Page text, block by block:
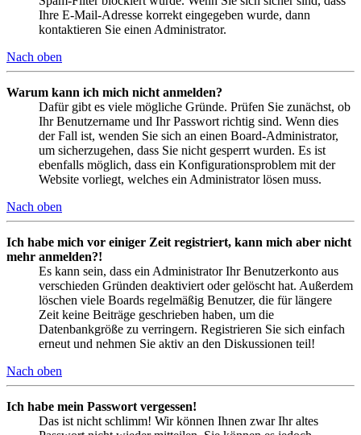
Ihre E-Mail-Adresse korrekt eingegeben wurde, dann
kontaktieren Sie einen Administrator.
Nach oben
Warum kann ich mich nicht anmelden?
Dafür gibt es viele mögliche Gründe. Prüfen Sie zunächst, ob
Ihr Benutzername und Ihr Passwort richtig sind. Wenn dies
der Fall ist, wenden Sie sich an einen Board-Administrator,
um sicherzugehen, dass Sie nicht gesperrt wurden. Es ist
ebenfalls möglich, dass ein Konfigurationsproblem mit der
Website vorliegt, welches ein Administrator lösen muss.
Nach oben
Ich habe mich vor einiger Zeit registriert, kann mich aber nicht
mehr anmelden?!
Es kann sein, dass ein Administrator Ihr Benutzerkonto aus
verschieden Gründen deaktiviert oder gelöscht hat. Außerdem
löschen viele Boards regelmäßig Benutzer, die für längere
Zeit keine Beiträge geschrieben haben, um die
Datenbankgröße zu verringern. Registrieren Sie sich einfach
erneut und nehmen Sie aktiv an den Diskussionen teil!
Nach oben
Ich habe mein Passwort vergessen!
Das ist nicht schlimm! Wir können Ihnen zwar Ihr altes